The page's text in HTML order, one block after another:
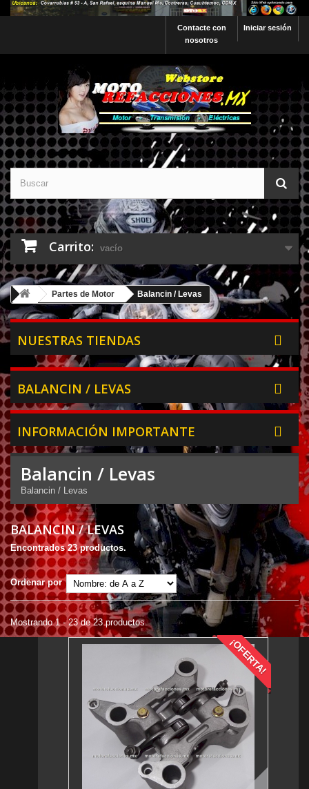
Iniciar sesión
Contacte con
nosotros
Carrito: vacío
Partes de Motor Balancin / Levas
NUESTRAS TIENDAS
BALANCIN / LEVAS
INFORMACIÓN IMPORTANTE
Balancin / Levas
Balancin / Levas
BALANCIN / LEVAS
Encontrados 23 productos.
Ordenar por
Mostrando 1 - 23 de 23 productos
¡OFERTA!